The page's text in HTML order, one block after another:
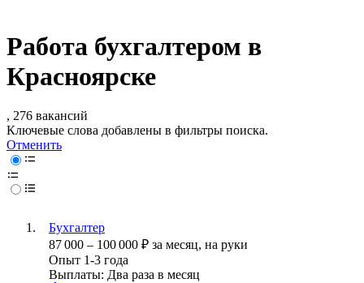
Работа бухгалтером в
Красноярске
, 276 вакансий
Ключевые слова добавлены в фильтры поиска.
Отменить
Бухгалтер
87 000 – 100 000 ₽ за месяц, на руки
Опыт 1-3 года
Выплаты: Два раза в месяц